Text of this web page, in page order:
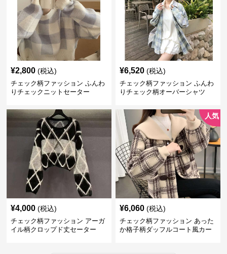
¥2,800 (税込)
チェック柄ファッション ふんわ
りチェックニットセーター
¥6,520 (税込)
チェック柄ファッション ふんわ
りチェック柄オーバーシャツ
¥4,000 (税込)
チェック柄ファッション アーガ
イル柄クロップド丈セーター
人気
¥6,060 (税込)
チェック柄ファッション あった
か格子柄ダッフルコート風カー